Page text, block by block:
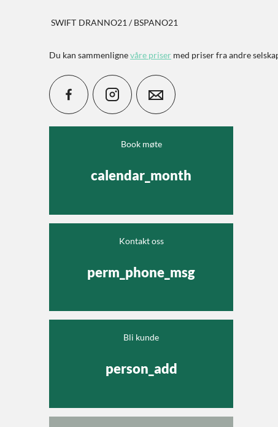
SWIFT DRANNO21 / BSPANO21
Du kan sammenlignevåre priser med priser fra andre
Book møte
calendar_month
Kontakt oss
perm_phone_msg
Bli kunde
person_add